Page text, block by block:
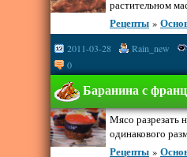
растительном
Рецепты »
2011-03-28 Rain_new
0
Баранина с
Мясо разрезать
одинакового
Рецепты »